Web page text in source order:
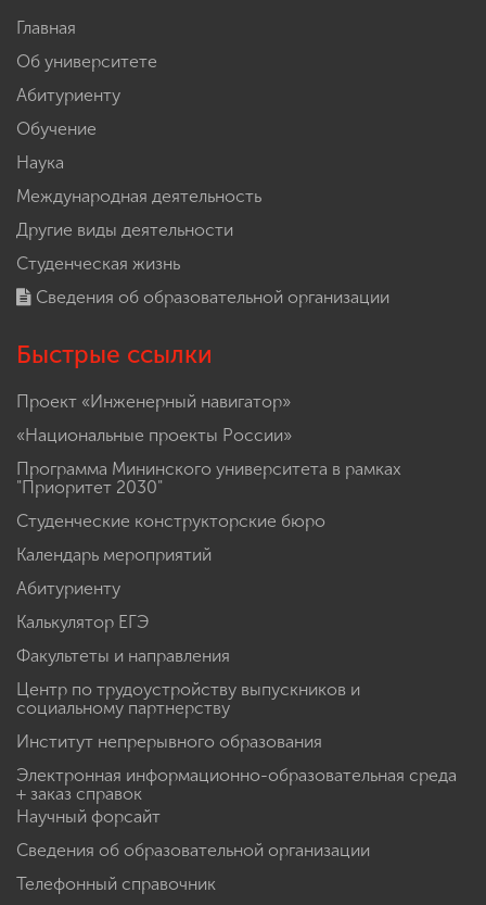
Главная
Об университете
Абитуриенту
Обучение
Наука
Международная деятельность
Другие виды деятельности
Студенческая жизнь
Сведения об образовательной организации
Быстрые ссылки
Проект «Инженерный навигатор»
«Национальные проекты России»
Программа Мининского университета в рамках
"Приоритет 2030"
Студенческие конструкторские бюро
Календарь мероприятий
Абитуриенту
Калькулятор ЕГЭ
Факультеты и направления
Центр по трудоустройству выпускников и
социальному партнерству
Институт непрерывного образования
Электронная информационно-образовательная среда
+ заказ справок
Научный форсайт
Сведения об образовательной организации
Телефонный справочник